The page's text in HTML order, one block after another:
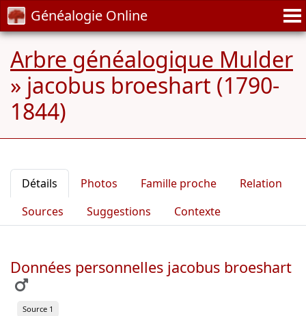
Généalogie Online
Arbre généalogique Mulder
» jacobus broeshart (1790-
1844)
Détails Photos Famille proche
Relation
Sources
Suggestions Contexte
Données personnelles jacobus broeshart
Source 1